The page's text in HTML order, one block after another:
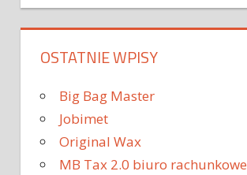
OSTATNIE WPISY
Big Bag Master
Jobimet
Original Wax
MB Tax 2.0 biuro rachunkowe